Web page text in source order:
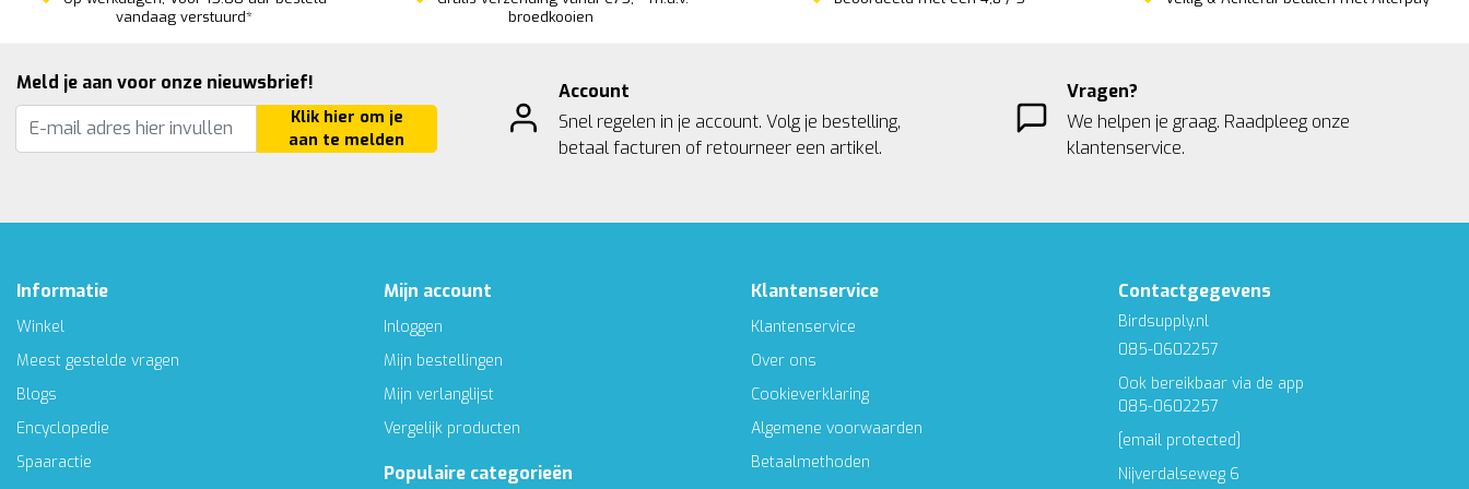
vandaag verstuurd*
broedkooien
Meld je aan voor onze nieuwsbrief!
Klik hier om je
aan te melden
Account
Snel regelen in je account. Volg je bestelling,
betaal facturen of retourneer een artikel.
Vragen?
We helpen je graag. Raadpleeg onze
klantenservice.
Informatie
Winkel
Meest gestelde vragen
Blogs
Encyclopedie
Spaaractie
Mijn account
Inloggen
Mijn bestellingen
Mijn verlanglijst
Vergelijk producten
Populaire categorieën
Klantenservice
Klantenservice
Over ons
Cookieverklaring
Algemene voorwaarden
Betaalmethoden
Contactgegevens
Birdsupply.nl
085-0602257
Ook bereikbaar via de app
085-0602257
[email protected]
Nijverdalseweg 6